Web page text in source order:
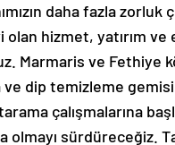
daha fazla
hizmet, yatırım ve
Marmaris ve
dip temizleme gemisi
çalışmalarına
olmayı sürdüreceğiz.